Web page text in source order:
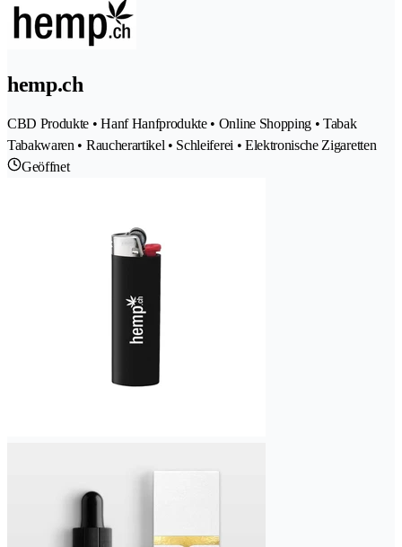
hemp.ch
CBD Produkte • Hanf Hanfprodukte • Online Shopping • Tabak
Tabakwaren • Raucherartikel • Schleiferei • Elektronische Zigaretten
Geöffnet